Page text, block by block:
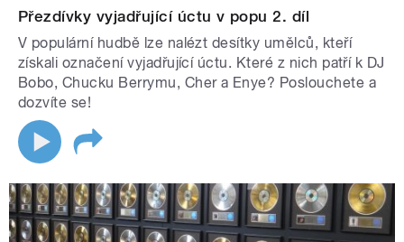
Přezdívky vyjadřující úctu v popu 2. díl
V populární hudbě lze nalézt desítky umělců, kteří
získali označení vyjadřující úctu. Které z nich patří k DJ
Bobo, Chucku Berrymu, Cher a Enye? Poslouchete a
dozvíte se!